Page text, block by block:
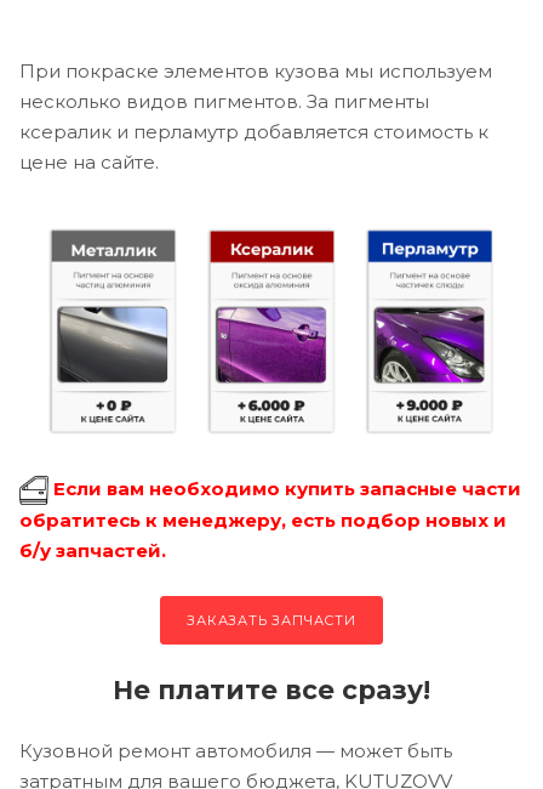
При покраске элементов кузова мы используем
несколько видов пигментов. За пигменты
ксералик и перламутр добавляется стоимость к
цене на сайте.
Если вам необходимо купить запасные части
обратитесь к менеджеру, есть подбор новых и
б/у запчастей.
ЗАКАЗАТЬ ЗАПЧАСТИ
Не платите все сразу!
Кузовной ремонт автомобиля — может быть
затратным для вашего бюджета, KUTUZOVV